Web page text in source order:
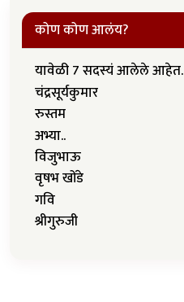
कोण कोण आलंय?
यावेळी 7 सदस्यं आलेले आहेत.
चंद्रसूर्यकुमार
रुस्तम
अभ्या..
विजुभाऊ
वृषभ खोंडे
गवि
श्रीगुरुजी